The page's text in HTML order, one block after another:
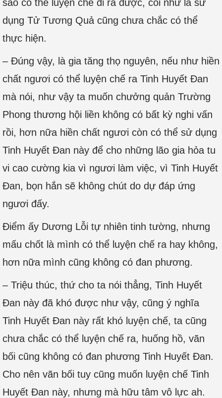
sao có thể luyện chế đi ra được, coi như là sử
dụng Tử Tương Quả cũng chưa chắc có thể
thực hiện.
– Đúng vậy, là gia tăng thọ nguyên, nếu như hiền
chất ngươi có thể luyện chế ra Tinh Huyết Đan
mà nói, như vậy ta muốn chưởng quản Trường
Phong thương hội liền không có bất kỳ nghi vấn
rồi, hơn nữa hiền chất ngươi còn có thể sử dụng
Tinh Huyết Đan này để cho những lão gia hỏa tu
vi cao cường kia vì ngươi làm việc, vì Tinh Huyết
Đan, bọn hắn sẽ không chút do dự đáp ứng
ngươi đấy.
Điểm ấy Dương Lỗi tự nhiên tinh tường, nhưng
mấu chốt là mình có thể luyện chế ra hay không,
hơn nữa mình cũng không có đan phương.
– Triệu thúc, thứ cho ta nói thẳng, Tinh Huyết
Đan này đã khó được như vậy, cũng ý nghĩa
Tinh Huyết Đan này rất khó luyện chế, ta cũng
chưa chắc có thể luyện chế ra, huống hồ, vãn
bối cũng không có đan phương Tinh Huyết Đan.
Cho nên vãn bối tuy cũng muốn luyện chế Tinh
Huyết Đan này, nhưng mà hữu tâm vô lực ah.